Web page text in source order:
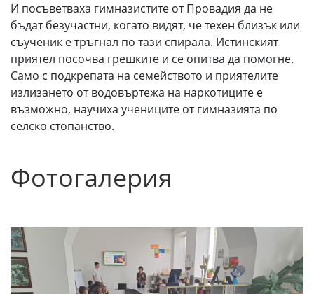
И посъветваха гимназистите от Провадия да не
бъдат безучастни, когато видят, че техен близък или
съученик е тръгнал по тази спирала. Истинският
приятел посочва грешките и се опитва да помогне.
Само с подкрепата на семейството и приятелите
излизането от водовъртежа на наркотиците е
възможно, научиха учениците от гимназията по
селско стопанство.
Фотогалерия